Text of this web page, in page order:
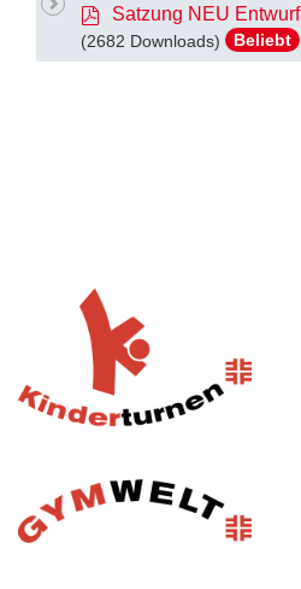
p
d
f
Satzung NEU Entwurf
(2682 Downloads) Beliebt